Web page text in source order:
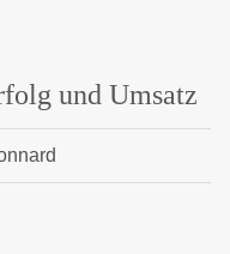
und Umsatz